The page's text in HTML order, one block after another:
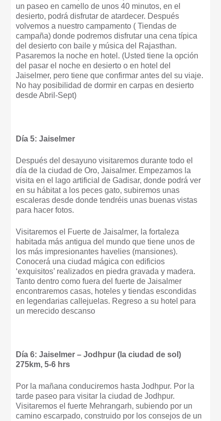
un paseo en camello de unos 40 minutos, en el
desierto, podrá disfrutar de atardecer. Después
volvemos a nuestro campamento ( Tiendas de
campaña) donde podremos disfrutar una cena típica
del desierto con baile y música del Rajasthan.
Pasaremos la noche en hotel. (Usted tiene la opción
del pasar el noche en desierto o en hotel del
Jaiselmer, pero tiene que confirmar antes del su viaje.
No hay posibilidad de dormir en carpas en desierto
desde Abril-Sept)
Día 5: Jaiselmer
Después del desayuno visitaremos durante todo el
día de la ciudad de Oro, Jaisalmer. Empezamos la
visita en el lago artificial de Gadisar, donde podrá ver
en su hábitat a los peces gato, subiremos unas
escaleras desde donde tendréis unas buenas vistas
para hacer fotos.
Visitaremos el Fuerte de Jaisalmer, la fortaleza
habitada más antigua del mundo que tiene unos de
los más impresionantes havelies (mansiones).
Conocerá una ciudad mágica con edificios
‘exquisitos’ realizados en piedra gravada y madera.
Tanto dentro como fuera del fuerte de Jaisalmer
encontraremos casas, hoteles y tiendas escondidas
en legendarias callejuelas. Regreso a su hotel para
un merecido descanso
Día 6: Jaiselmer – Jodhpur (la ciudad de sol)
275km, 5-6 hrs
Por la mañana conduciremos hasta Jodhpur. Por la
tarde paseo para visitar la ciudad de Jodhpur.
Visitaremos el fuerte Mehrangarh, subiendo por un
camino escarpado, construido por los consejos de un